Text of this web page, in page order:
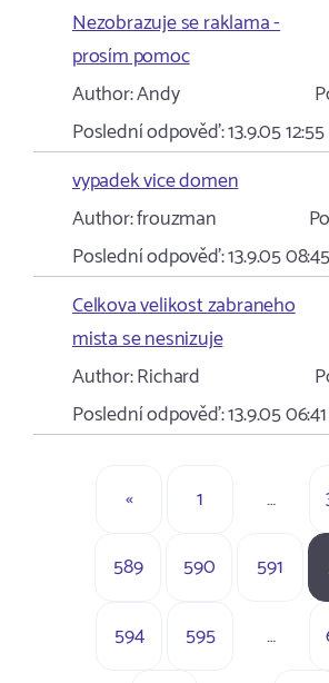
Nezobrazuje se raklama -
prosím pomoc
Author:Andy
Poslední odpověď:13.9.05 12:55
vypadek vice domen
Author:frouzman
Poslední odpověď:13.9.05 08:45
Celkova velikost zabraneho
mista se nesnizuje
Author:Richard
Poslední odpověď:13.9.05 06:41
« 1 …
589 590 591
594 595 …